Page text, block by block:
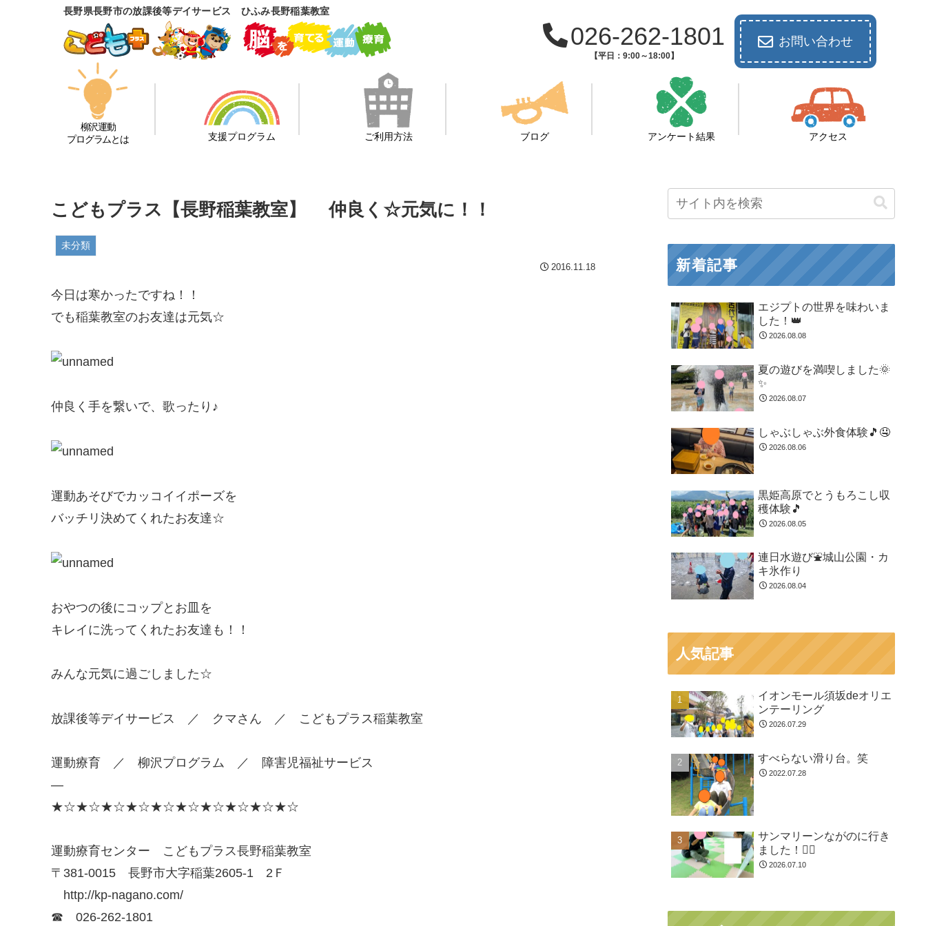
長野県長野市の放課後等デイサービス ひふみ長野稲葉教室
026-262-1801
【平日：9:00～18:00】
お問い合わせ
柳沢運動
プログラムとは
支援プログラム ご利用方法 ブログ アンケート結果 アクセス
こどもプラス【長野稲葉教室】 仲良く☆元気に！！
未分類
2016.11.18
今日は寒かったですね！！
でも稲葉教室のお友達は元気☆​
仲良く手を繋いで、歌ったり♪
運動あそびでカッコイイポーズを
バッチリ決めてくれたお友達☆
おやつの後にコップとお皿を
キレイに洗ってくれたお友達も！！
みんな元気に過ごしました☆
放課後等デイサービス ／ クマさん ／ こどもプラス稲葉教室
運動療育 ／ 柳沢プログラム ／ 障害児福祉サービス
—
★☆★☆★☆★☆★☆★☆★☆★☆★☆★☆
運動療育センター こどもプラス長野稲葉教室
〒381-0015 長野市大字稲葉2605-1 2Ｆ
http://kp-nagano.com/
☎ 026-262-1801
新着記事
エジプトの世界を味わいま
した！👑
2026.08.08
夏の遊びを満喫しました🌞
✨
2026.08.07
しゃぶしゃぶ外食体験🎵🤤
2026.08.06
黒姫高原でとうもろこし収
穫体験🎵
2026.08.05
連日水遊び⛲城山公園・カ
キ氷作り
2026.08.04
人気記事
イオンモール須坂deオリエ
ンテーリング
2026.07.29
すべらない滑り台。笑
2022.07.28
サンマリーンながのに行き
ました！🏊🏻
2026.07.10